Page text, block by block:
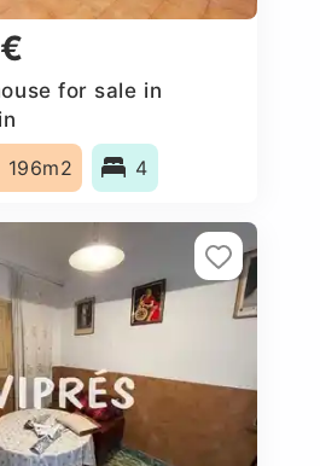
for sale in
196m2 4